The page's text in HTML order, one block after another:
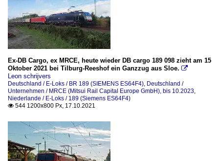
Ex-DB Cargo, ex MRCE, heute wieder DB cargo 189 098 zieht am 15
Oktober 2021 bei Tilburg-Reeshof ein Ganzzug aus Sloe. 
Leon schrijvers
Deutschland / E-Loks / BR 189 (SIEMENS ES64F4) Deutschland /
Unternehmen / MRCE (Mitsui Rail Capital Europe GmbH), bis 10.2023
Niederlande / E-Loks / 189 (Siemens ES64F4)
 544 1200x800 Px, 17.10.2021